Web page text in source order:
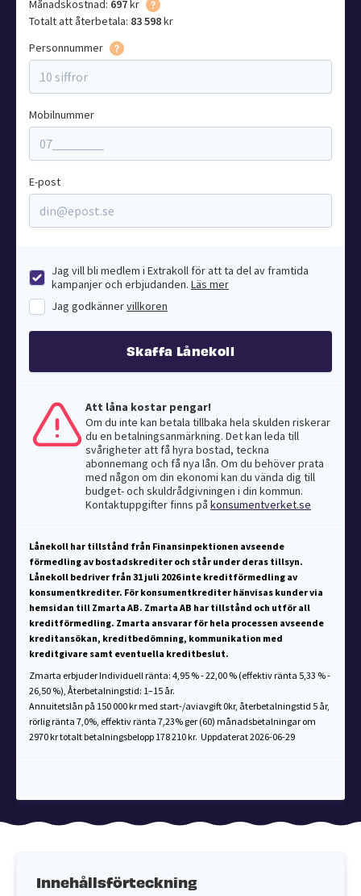
Månadskostnad: 697kr
Totalt att återbetala: 83 598kr
Personnummer
Mobilnummer
E-post
Jag vill bli medlem i Extrakoll för att ta del av framtida
kampanjer och erbjudanden. Läs mer
Jag godkännervillkoren
Skaffa Lånekoll
Att låna kostar pengar!
Om du inte kan betala tillbaka hela skulden riskerar
du en betalningsanmärkning. Det kan leda till
svårigheter att få hyra bostad, teckna
abonnemang och få nya lån. Om du behöver prata
med någon om din ekonomi kan du vända dig till
budget- och skuldrådgivningen i din kommun.
Kontaktuppgifter finns på konsumentverket.se
Lånekoll har tillstånd från Finansinpektionen avseende
förmedling av bostadskrediter och står under deras tillsyn.
Lånekoll bedriver från 31 juli 2026 inte kreditförmedling av
konsumentkrediter. För konsumentkrediter hänvisas kunder via
hemsidan till Zmarta AB. Zmarta AB har tillstånd och utför all
kreditförmedling. Zmarta ansvarar för hela processen avseende
kreditansökan, kreditbedömning, kommunikation med
kreditgivare samt eventuella kreditbeslut.
Zmarta erbjuder Individuell ränta: 4,95 % - 22,00 % (effektiv ränta 5,33 % -
26,50 %), Återbetalningstid: 1–15 år.
Annuitetslån på 150 000 kr med start-/aviavgift 0kr, återbetalningstid 5 år,
rörlig ränta 7,0%, effektiv ränta 7,23% ger (60) månadsbetalningar om
2970 kr totalt betalningsbelopp 178 210 kr. Uppdaterat 2026-06-29
Innehållsförteckning